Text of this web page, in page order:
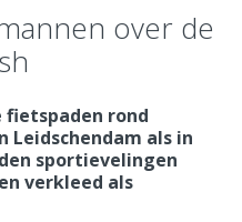
over de
fietspaden rond
Leidschendam als in
sportievelingen
verkleed als